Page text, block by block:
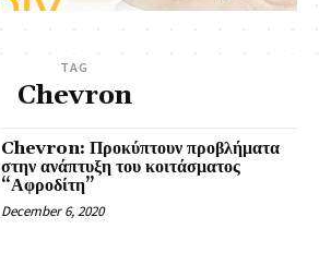
TAG
Chevron
Chevron: Προκύπτουν προβλήματα
στην ανάπτυξη του κοιτάσματος
“Αφροδίτη”
December 6, 2020